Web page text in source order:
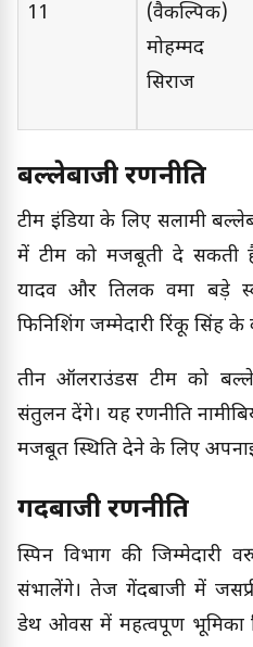
11
(वैकल्पिक)
मोहम्मद
सिराज
बल्लेबाजी रणनीति
टीम इंडिया के लिए सलामी
में टीम को मजबूती दे सकती
यादव और तिलक वर्मा बड़े
फिनिशिंग जम्मेदारी रिंकू सिंह के
तीन ऑलराउंडर्स टीम को
संतुलन देंगे। यह रणनीति
मजबूत स्थिति देने के लिए
गेंदबाजी रणनीति
स्पिन विभाग की जिम्मेदारी
संभालेंगे। तेज गेंदबाजी में
डेथ ओवर्स में महत्वपूर्ण भूमिका